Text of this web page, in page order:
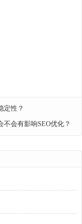
定性？
不会有影响SEO优化？